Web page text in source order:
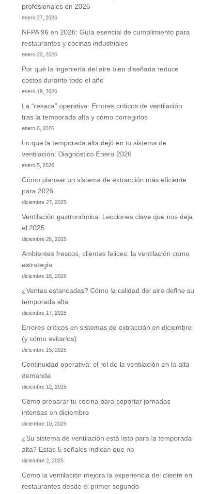
profesionales en 2026
enero 27, 2026
NFPA 96 en 2026: Guía esencial de cumplimiento para
restaurantes y cocinas industriales
enero 22, 2026
Por qué la ingeniería del aire bien diseñada reduce
costos durante todo el año
enero 19, 2026
La “resaca” operativa: Errores críticos de ventilación
tras la temporada alta y cómo corregirlos
enero 6, 2026
Lo que la temporada alta dejó en tu sistema de
ventilación: Diagnóstico Enero 2026
enero 5, 2026
Cómo planear un sistema de extracción más eficiente
para 2026
diciembre 27, 2025
Ventilación gastronómica: Lecciones clave que nos deja
el 2025
diciembre 26, 2025
Ambientes frescos, clientes felices: la ventilación como
estrategia
diciembre 18, 2025
¿Ventas estancadas? Cómo la calidad del aire define su
temporada alta
diciembre 17, 2025
Errores críticos en sistemas de extracción en diciembre
(y cómo evitarlos)
diciembre 15, 2025
Continuidad operativa: el rol de la ventilación en la alta
demanda
diciembre 12, 2025
Cómo preparar tu cocina para soportar jornadas
intensas en diciembre
diciembre 10, 2025
¿Su sistema de ventilación está listo para la temporada
alta? Estas 5 señales indican que no
diciembre 2, 2025
Cómo la ventilación mejora la experiencia del cliente en
restaurantes desde el primer segundo